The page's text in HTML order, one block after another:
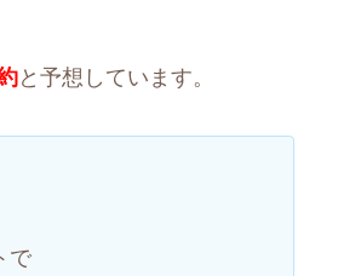
と予想しています。
で